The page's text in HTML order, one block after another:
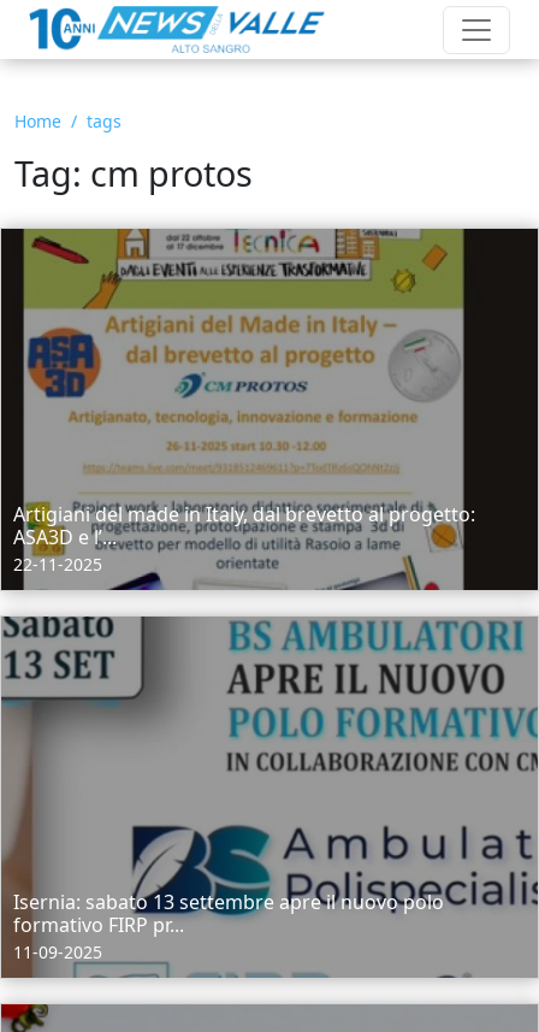
Home tags
Tag: cm protos
Artigiani del made in Italy, dal brevetto al progetto:
ASA3D e l’...
22-11-2025
Isernia: sabato 13 settembre apre il nuovo polo
formativo FIRP pr...
11-09-2025